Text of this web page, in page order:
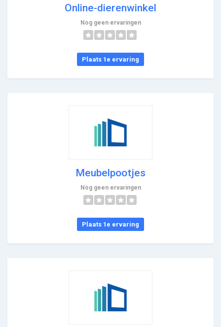
Online-dierenwinkel
Nog geen ervaringen
Plaats 1e ervaring
Meubelpootjes
Nog geen ervaringen
Plaats 1e ervaring